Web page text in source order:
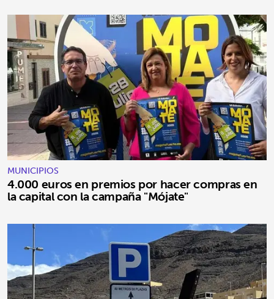
MUNICIPIOS
4.000 euros en premios por hacer compras en
la capital con la campaña "Mójate"